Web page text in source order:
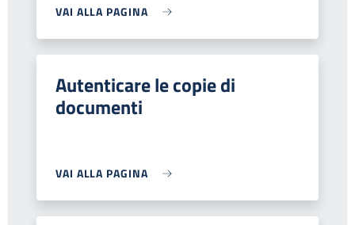
VAI ALLA PAGINA
Autenticare le copie di
documenti
VAI ALLA PAGINA